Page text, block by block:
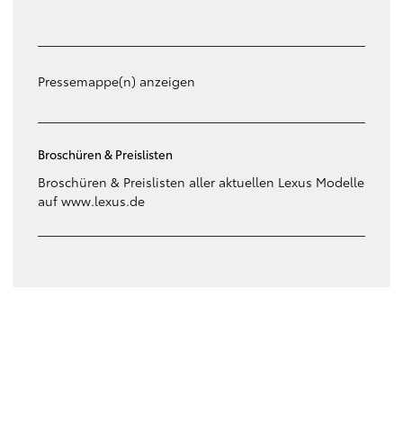
Pressemappe(n) anzeigen
Broschüren & Preislisten
Broschüren & Preislisten aller aktuellen Lexus Modelle
auf www.lexus.de